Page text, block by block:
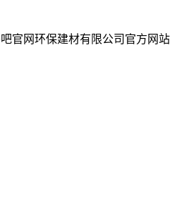
官网环保建材有限公司官方网站